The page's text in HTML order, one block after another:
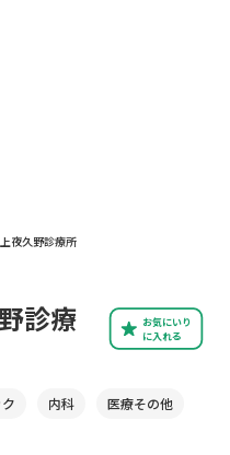
夜久野診療所
お気にいり
に入れる
診療
内科 医療その他